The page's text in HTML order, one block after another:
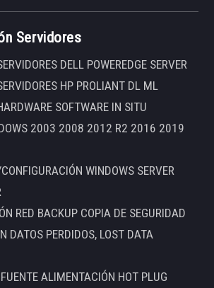
Servidores
DELL POWEREDGE SERVER
HP PROLIANT DL ML
SOFTWARE IN SITU
2003 2008 2012 R2 2016 2019
WINDOWS SERVER
RED BACKUP COPIA DE SEGURIDAD
DATOS PERDIDOS, LOST DATA
ALIMENTACIÓN HOT PLUG